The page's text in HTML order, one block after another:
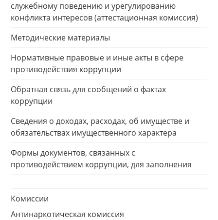
служебному поведению и урегулированию
конфликта интересов (аттестационная комиссия)
Методические материалы
Нормативные правовые и иные акты в сфере
противодействия коррупции
Обратная связь для сообщений о фактах
коррупции
Сведения о доходах, расходах, об имуществе и
обязательствах имущественного характера
Формы документов, связанных с
противодействием коррупции, для заполнения
Комиссии
Антинаркотическая комиссия